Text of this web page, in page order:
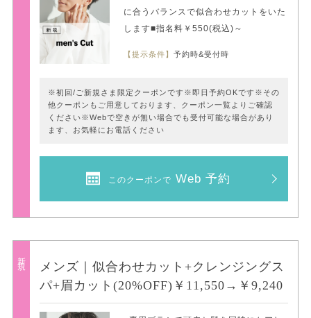
に合うバランスで似合わせカットをいた
します■指名料￥550(税込)～
【提示条件】予約時&受付時
※初回/ご新規さま限定クーポンです※即日予約OKです※その
他クーポンもご用意しております、クーポン一覧よりご確認
ください※Webで空きが無い場合でも受付可能な場合があり
ます、お気軽にお電話ください
このクーポンで Web 予約
新規
メンズ｜似合わせカット+クレンジングス
パ+眉カット(20%OFF)￥11,550→￥9,240